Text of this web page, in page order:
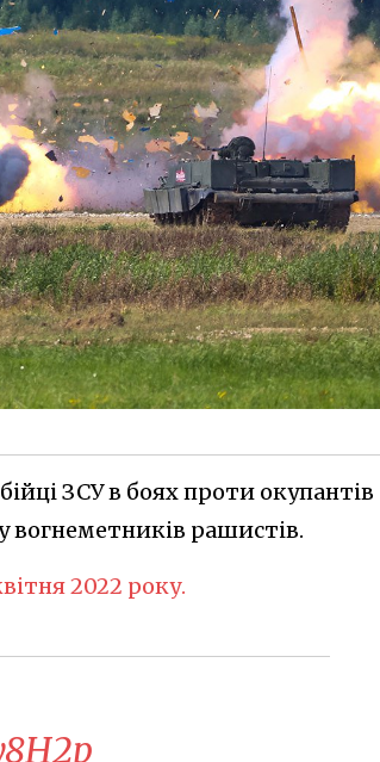
ЗСУ в боях проти окупантів
рашистів.
2022 року.